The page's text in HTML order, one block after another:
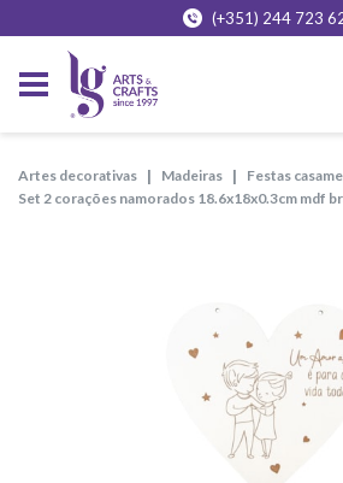
(+351) 244 723
artes decorativas madeiras
festas
set 2 corações namorados 18.6x18x0.3cm mdf